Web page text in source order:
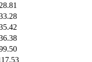
28.81